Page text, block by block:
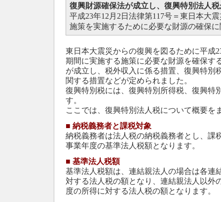
復興財源確保法が成立し、復興特別法人
平成23年12月2日法律第117号＝東日本大
施策を実施するために必要な財源の確保
東日本大震災からの復興を図るために平成
期間に実施する施策に必要な財源を確保す
が成立し、税外収入に係る措置、復興特別
関する措置などが定められました。
復興特別税には、復興特別所得税、復興特
す。
ここでは、復興特別法人税について概要を
■ 納税義務者と課税対象
納税義務者は法人税の納税義務者とし、課
事業年度の基準法人税額となります。
■ 基準法人税額
基準法人税額は、連結親法人の場合は各連
対する法人税の額となり、連結親法人以外
度の所得に対する法人税の額となります。